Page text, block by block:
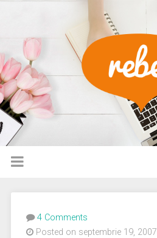
4 Comments
Posted on septembrie 19, 2007